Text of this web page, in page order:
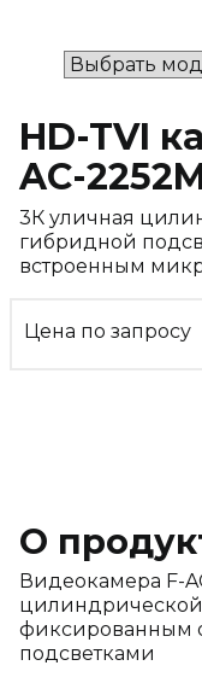
HD-TVI
AC-
3К уличная
гибридной
встроенным
Цена по запросу
О
Видеокамера F-
фиксированным
подсветками